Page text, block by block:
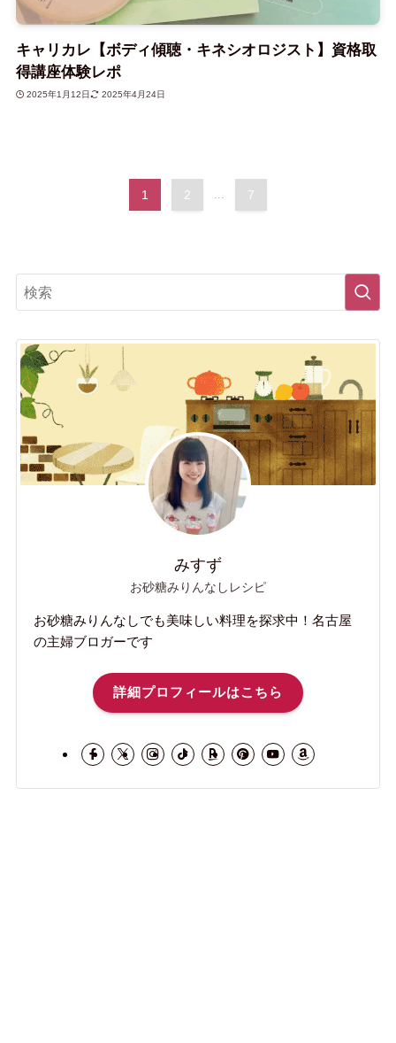
キャリカレ【ボディ傾聴・キネシオロジスト】資格取
得講座体験レポ
2025年1月12日 2025年4月24日
1 2 ... 7
みすず
お砂糖みりんなしレシピ
お砂糖みりんなしでも美味しい料理を探求中！名古屋
の主婦ブロガーです
詳細プロフィールはこちら